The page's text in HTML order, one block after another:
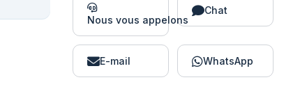
Nous vous appelons
Chat
E-mail WhatsApp